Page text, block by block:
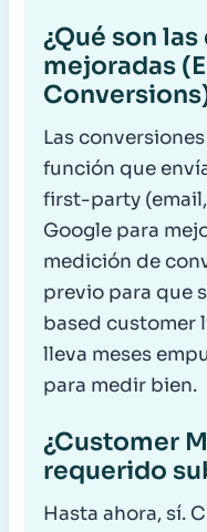
¿Qué son
mejoradas
Las
función que
first-party
Google para
medición de
previo para que
based customer
lleva meses
para medir bien.
¿Customer
requerido
Hasta ahora, sí.